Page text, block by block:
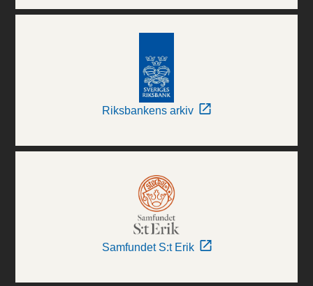
Riksbankens arkiv
Samfundet S:t Erik